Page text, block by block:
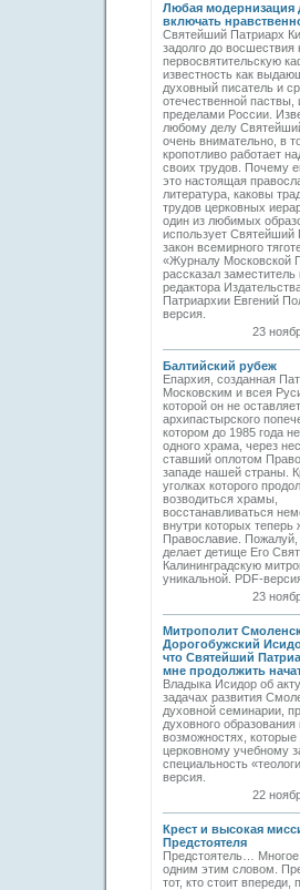
Любая модернизация
включать
Святейший Патриарх
задолго до восшествия
первосвятительскую
известность как
духовный писатель и
отечественной паствы,
пределами России.
любому делу
очень внимательно, в
кропотливо работает
своих трудов. Почему
это настоящая
литература, каковы
трудов церковных
один из любимых
использует Святейший
закон всемирного
«Журналу Московской
рассказал заместитель
редактора
Патриархии Евгений
версия.
23
Балтийский рубеж
Епархия, созданная
Московским и всея
которой он не
архипастырского
котором до 1985 года
одного храма, через
ставший оплотом
западе нашей страны.
уголках которого
возводиться храмы,
восстанавливаться
внутри которых теперь
Православие. Пожалуй,
делает детище Его
Калининградскую
уникальной. PDF-
23
Митрополит
Дорогобужский
что Святейший
мне продолжить
Владыка Исидор об
задачах развития
духовной семинарии,
духовного образования
возможностях, которые
церковному учебному
специальность
версия.
22
Крест и высокая
Предстоятеля
Предстоятель… Многое
одним этим словом.
тот, кто стоит впереди,